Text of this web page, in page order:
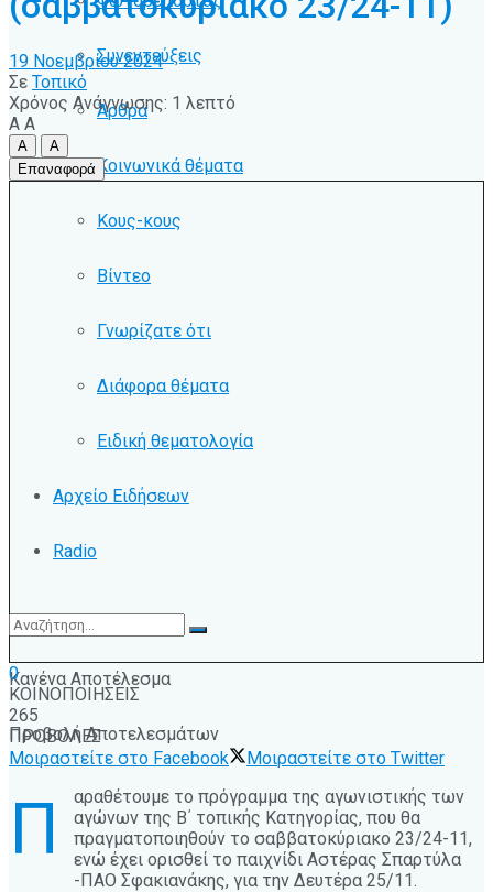
Συνεντεύξεις
Άρθρα
Κοινωνικά θέματα
Κους-κους
Βίντεο
Γνωρίζατε ότι
Διάφορα θέματα
Ειδική θεματολογία
Αρχείο Ειδήσεων
Radio
Κανένα Αποτέλεσμα
Προβολή Αποτελεσμάτων
19 Νοεμβρίου 2024
Σε Τοπικό
Χρόνος Ανάγνωσης: 1 λεπτό
A A
A
A
Επαναφορά
0
ΚΟΙΝΟΠΟΙΗΣΕΙΣ
265
ΠΡΟΒΟΛΕΣ
Μοιραστείτε στο Facebook
Μοιραστείτε στο Twitter
Π
αραθέτουμε το πρόγραμμα της αγωνιστικής των
αγώνων της Β΄ τοπικής Κατηγορίας, που θα
πραγματοποιηθούν το σαββατοκύριακο 23/24-11,
ενώ έχει ορισθεί το παιχνίδι Αστέρας Σπαρτύλα
-ΠΑΟ Σφακιανάκης, για την Δευτέρα 25/11.